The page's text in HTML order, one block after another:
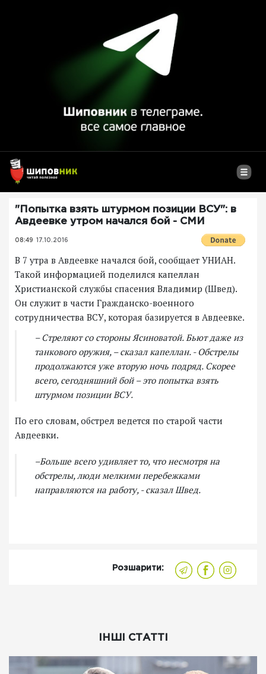
"Попытка взять штурмом позиции ВСУ": в
Авдеевке утром начался бой - СМИ
08:49 17.10.2016
В 7 утра в Авдеевке начался бой, сообщает УНИАН.
Такой информацией поделился капеллан
Христианской службы спасения Владимир (Швед).
Он служит в части Гражданско-военного
сотрудничества ВСУ, которая базируется в Авдеевке.
– Стреляют со стороны Ясиноватой. Бьют даже из
танкового оружия, – сказал капеллан. - Обстрелы
продолжаются уже вторую ночь подряд. Скорее
всего, сегодняшний бой – это попытка взять
штурмом позиции ВСУ.
По его словам, обстрел ведется по старой части
Авдеевки.
–Больше всего удивляет то, что несмотря на
обстрелы, люди мелкими перебежками
направляются на работу, - сказал Швед.
Розшарити:
ІНШІ СТАТТІ